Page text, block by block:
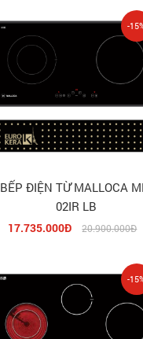
BẾP ĐIỆN TỪ MALLOCA
02IR LB
17.735.000Đ 20.900.000Đ
-
-